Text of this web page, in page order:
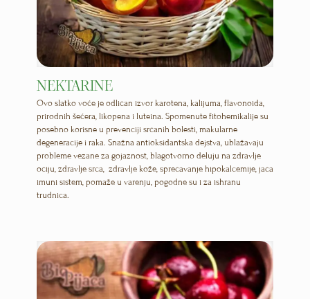
NEKTARINE
Ovo slatko voće je odličan izvor karotena, kalijuma, flavonoida,
prirodnih šećera, likopena i luteina. Spomenute fitohemikalije su
posebno korisne u prevenciji srčanih bolesti, makularne
degeneracije i raka. Snažna antioksidantska dejstva, ublažavaju
probleme vezane za gojaznost, blagotvorno deluju na zdravlje
očiju, zdravlje srca, zdravlje kože, sprečavanje hipokalcemije, jača
imuni sistem, pomaže u varenju, pogodne su i za ishranu
trudnica.